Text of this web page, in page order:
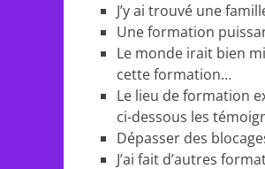
J’y ai trouvé une
Une formation
Le monde irait bien
cette formation…
Le lieu de formation
ci-dessous les
Dépasser des
J’ai fait d’autres